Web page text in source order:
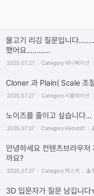
물고기 리깅 질문입니다
했어요............
2025.07.27 Category애니메이션
Cloner 과 Plain( Scale 조
2025.07.27 Category시뮬레이션
노이즈를 줄이고 싶습니다...
2025.07.27 Category Redshift
안녕하세요 컨텐츠브라우저
까요?
2025.07.27 Category 텍스쳐
3D 입문자가 질문 남깁니다